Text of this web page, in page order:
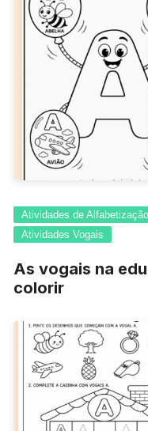
Atividades de Alfabetização
Atividades Vogais
As vogais na
colorir